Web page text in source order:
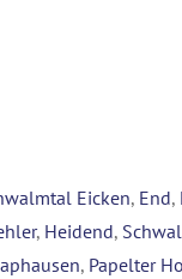
Eicken, End,
, Heidend,
, Papelter